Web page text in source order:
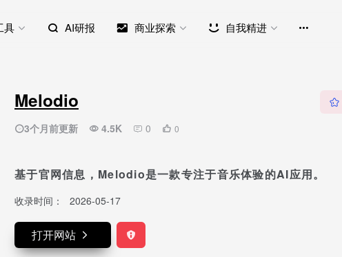
具 AI研报 商业探索 自我精进
Melodio
3个月前更新 4.5K 0 0
基于官网信息，Melodio是一款专注于音乐体验的AI应用。
收录时间： 2026-05-17
打开网站